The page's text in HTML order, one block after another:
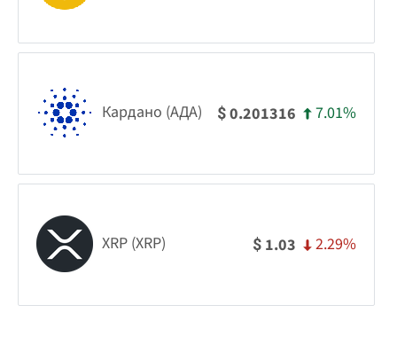
Кардано (АДА) $0.201316 7.01%
XRP (XRP) $ 1.03 2.29%